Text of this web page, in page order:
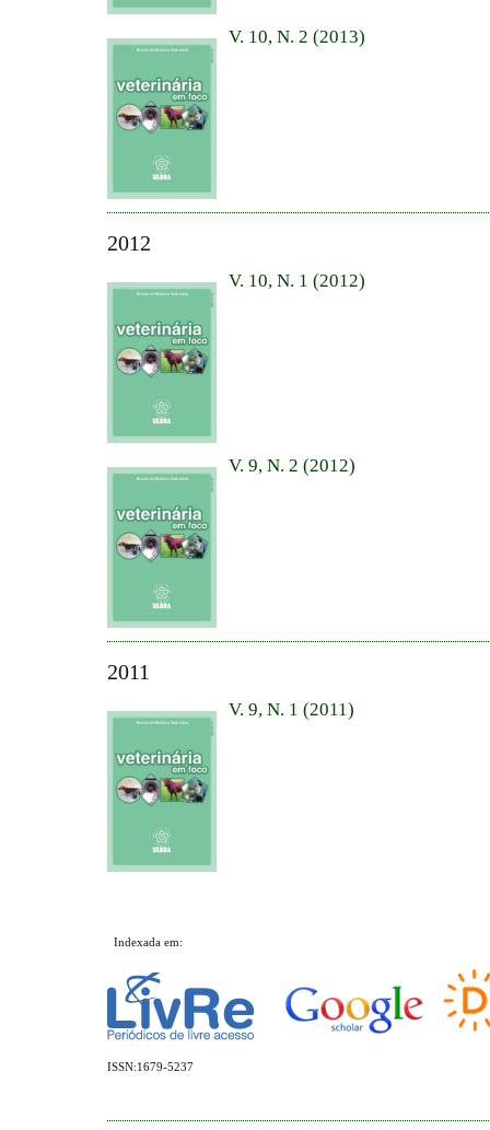
V. 10, N. 2 (2013)
2012
V. 10, N. 1 (2012)
V. 9, N. 2 (2012)
2011
V. 9, N. 1 (2011)
Indexada em:
ISSN:1679-5237